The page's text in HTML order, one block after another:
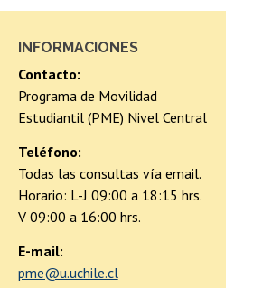
INFORMACIONES
Contacto:
Programa de Movilidad
Estudiantil (PME) Nivel Central
Teléfono:
Todas las consultas vía email.
Horario: L-J 09:00 a 18:15 hrs.
V 09:00 a 16:00 hrs.
E-mail:
pme@u.uchile.cl